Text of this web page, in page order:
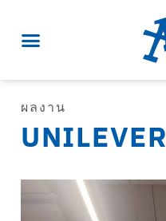
ผลงาน
UNILEVER